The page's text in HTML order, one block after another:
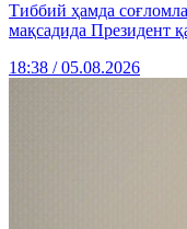
Тиббий ҳамда
мақсадида Президент
18:38 / 05.08.2026